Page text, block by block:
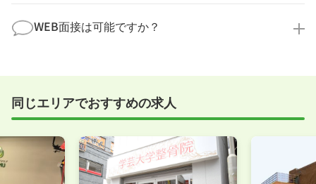
ださい！
まで、一からサポートいたします。「転職を考え始め
たばかり」「何から始めればいいか分からない」とい
WEB面接は可能ですか？
すめしていますが、企業様によってはWEB面接を導入
事前に確認することは可能ですので、お気軽にお申し
付けください！
同じエリアでおすすめの求人